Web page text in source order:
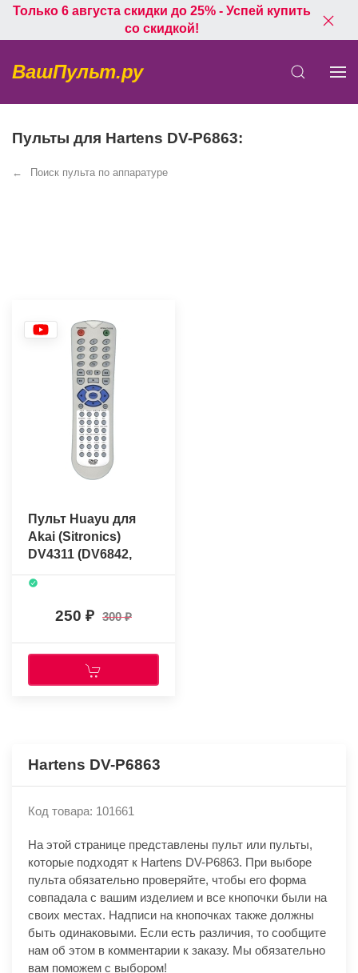
Только 6 августа скидки до 25% - Успей купить
со скидкой!
ВашПульт.ру
Пульты для Hartens DV-P6863:
Поиск пульта по аппаратуре
Пульт Huayu для
Akai (Sitronics)
DV4311 (DV6842,
DV6342, DV6840)
250 300
Hartens DV-P6863
Код товара: 101661
На этой странице представлены пульт или пульты,
которые подходят к Hartens DV-P6863. При выборе
пульта обязательно проверяйте, чтобы его форма
совпадала с вашим изделием и все кнопочки были на
своих местах. Надписи на кнопочках также должны
быть одинаковыми. Если есть различия, то сообщите
нам об этом в комментарии к заказу. Мы обязательно
вам поможем с выбором!